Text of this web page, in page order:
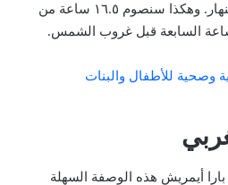
في اليوم هي وجبة منتصف النهار. وهكذا سنصوم ١٦.٥ ساعة من
السابعة قبل غروب الشمس.
وصحية للأطفال والبنات
أيمريش هذه الوصفة السهلة